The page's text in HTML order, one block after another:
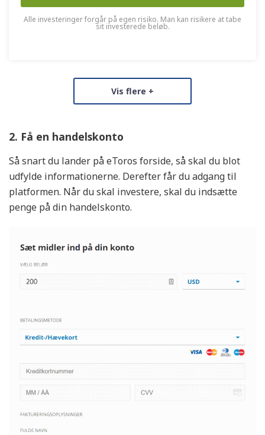
Alle investeringer forgår på egen risiko. Man kan risikere at tabe
sit investerede beløb.
Unikke fordele
Tilbyder Aktiesparekonto
Tilbyder Ratepension, Livrente og Aldersopsparing
Kurtage fra
Fra 0 kr.
Vurdering af Mobilapp
Vis flere +
2. Få en handelskonto
Så snart du lander på eToros forside, så skal du blot
udfylde informationerne. Derefter får du adgang til
platformen. Når du skal investere, skal du indsætte
penge på din handelskonto.